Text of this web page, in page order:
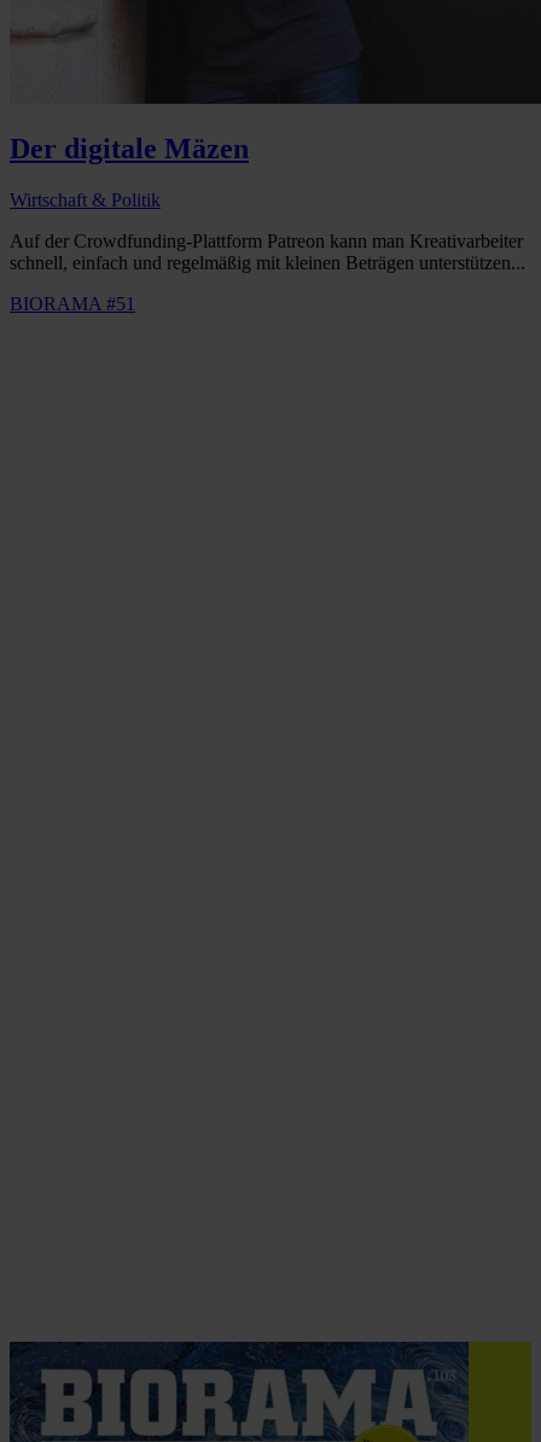
Der digitale Mäzen
Wirtschaft & Politik
Auf der Crowdfunding-Plattform Patreon kann man Kreativarbeiter
schnell, einfach und regelmäßig mit kleinen Beträgen unterstützen...
BIORAMA #51